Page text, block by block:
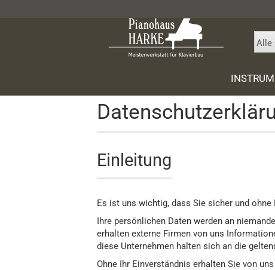
Alle
Schimmel
Yamaha
Ritmüller
Einleitung
Es ist uns wichtig, dass Sie sicher und
Ihre persönlichen Daten werden an
erhalten externe Firmen von uns
diese Unternehmen halten sich an die
Ohne Ihr Einverständnis erhalten Sie von